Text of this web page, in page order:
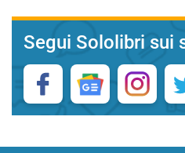
Segui Sololibri sui